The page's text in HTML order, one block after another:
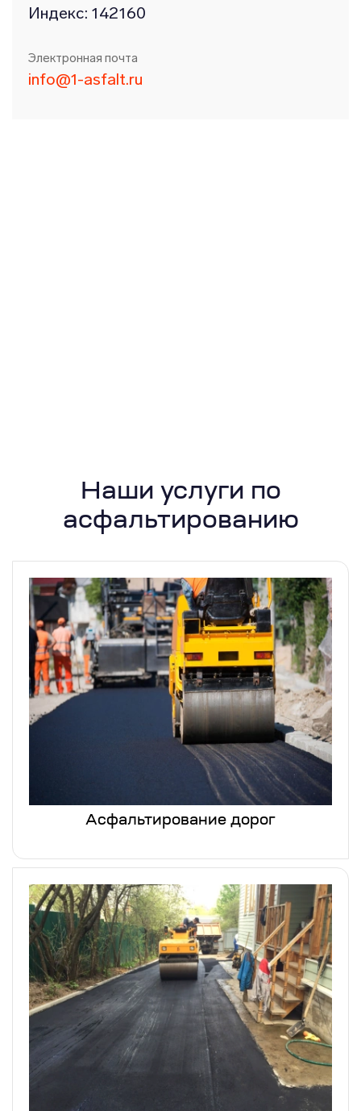
Индекс: 142160
Электронная почта
info@1-asfalt.ru
Наши услуги по
асфальтированию
Асфальтирование дорог